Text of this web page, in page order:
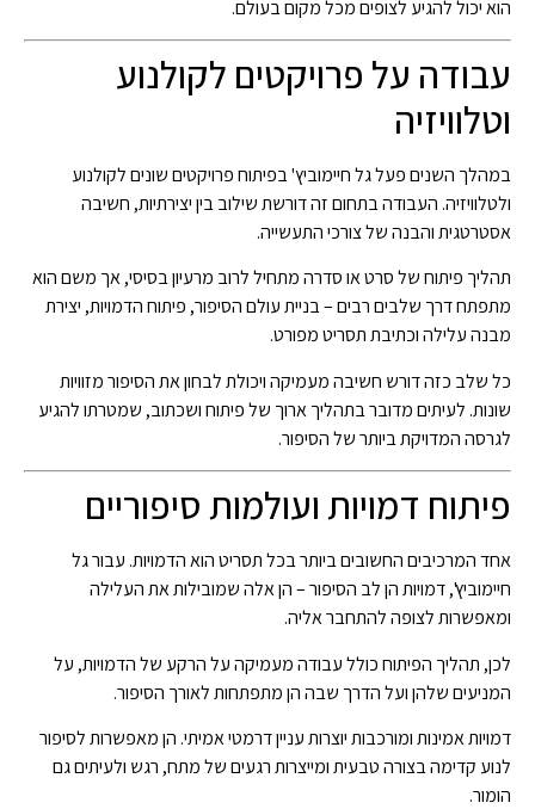
הוא יכול להגיע לצופים מכל מקום בעולם.
עבודה על פרויקטים לקולנוע
וטלוויזיה
במהלך השנים פעל גל חיימוביץ' בפיתוח פרויקטים שונים לקולנוע
ולטלוויזיה. העבודה בתחום זה דורשת שילוב בין יצירתיות, חשיבה
אסטרטגית והבנה של צורכי התעשייה.
תהליך פיתוח של סרט או סדרה מתחיל לרוב מרעיון בסיסי, אך משם הוא
מתפתח דרך שלבים רבים – בניית עולם הסיפור, פיתוח הדמויות, יצירת
מבנה עלילה וכתיבת תסריט מפורט.
כל שלב כזה דורש חשיבה מעמיקה ויכולת לבחון את הסיפור מזוויות
שונות. לעיתים מדובר בתהליך ארוך של פיתוח ושכתוב, שמטרתו להגיע
לגרסה המדויקת ביותר של הסיפור.
פיתוח דמויות ועולמות סיפוריים
אחד המרכיבים החשובים ביותר בכל תסריט הוא הדמויות. עבור גל
חיימוביץ', דמויות הן לב הסיפור – הן אלה שמובילות את העלילה
ומאפשרות לצופה להתחבר אליה.
לכן, תהליך הפיתוח כולל עבודה מעמיקה על הרקע של הדמויות, על
המניעים שלהן ועל הדרך שבה הן מתפתחות לאורך הסיפור.
דמויות אמינות ומורכבות יוצרות עניין דרמטי אמיתי. הן מאפשרות לסיפור
לנוע קדימה בצורה טבעית ומייצרות רגעים של מתח, רגש ולעיתים גם
הומור.